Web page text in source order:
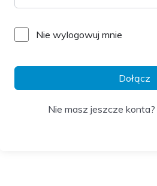
Nie wylogowuj mnie
Dołącz
Nie masz jeszcze konta?